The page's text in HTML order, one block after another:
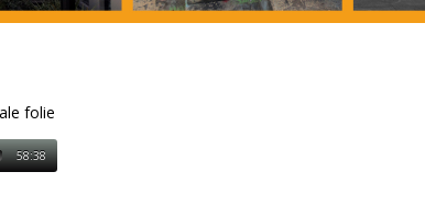
folie
58:38